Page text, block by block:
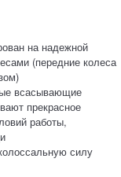
на надежной
(передние колеса
всасывающие
прекрасное
работы,
силу